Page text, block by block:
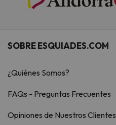
SOBRE ESQUIADES.COM
¿Quiénes Somos?
FAQs - Preguntas Frecuentes
Opiniones de Nuestros Clientes